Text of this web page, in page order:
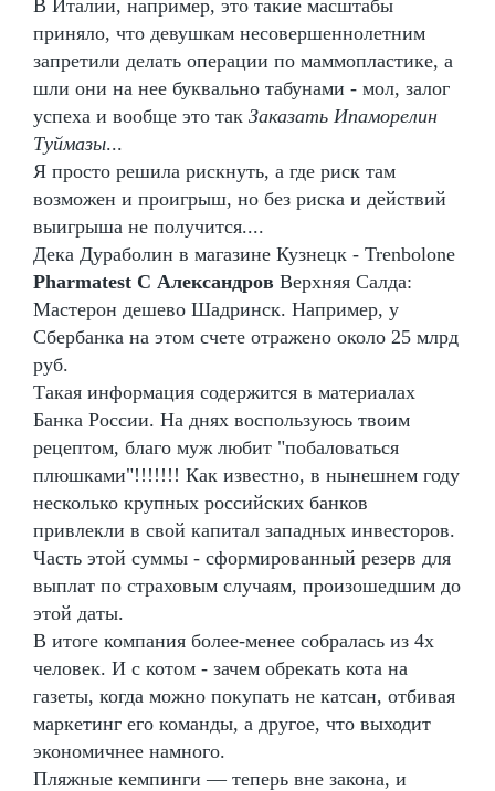
В Италии, например, это такие масштабы
приняло, что девушкам несовершеннолетним
запретили делать операции по маммопластике, а
шли они на нее буквально табунами - мол, залог
успеха и вообще это так Заказать Ипаморелин
Туймазы...
Я просто решила рискнуть, а где риск там
возможен и проигрыш, но без риска и действий
выигрыша не получится....
Дека Дураболин в магазине Кузнецк - Trenbolone
Pharmatest C Александров Верхняя Салда:
Мастерон дешево Шадринск. Например, у
Сбербанка на этом счете отражено около 25 млрд
руб.
Такая информация содержится в материалах
Банка России. На днях воспользуюсь твоим
рецептом, благо муж любит "побаловаться
плюшками"!!!!!!! Как известно, в нынешнем году
несколько крупных российских банков
привлекли в свой капитал западных инвесторов.
Часть этой суммы - сформированный резерв для
выплат по страховым случаям, произошедшим до
этой даты.
В итоге компания более-менее собралась из 4х
человек. И с котом - зачем обрекать кота на
газеты, когда можно покупать не катсан, отбивая
маркетинг его команды, а другое, что выходит
экономичнее намного.
Пляжные кемпинги — теперь вне закона, и